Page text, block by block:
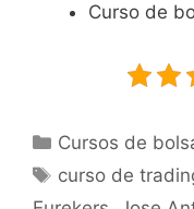
Curso de
Categorías
Cursos de
Etiquetas
curso de